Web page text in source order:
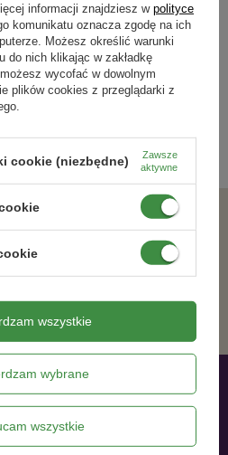
na
na podany adres e-mail oraz przetwarzanie danych osobowych zgodnie z
ZAPISZ SIĘ
informacji znajdziesz w polityce
komunikatu oznacza zgodę na ich
Możesz określić warunki
do nich klikając w zakładkę
możesz wycofać w dowolnym
plików cookies z przeglądarki z
cookie (niezbędne)
Zawsze
aktywne
wybrane
wszystkie
wszystkie